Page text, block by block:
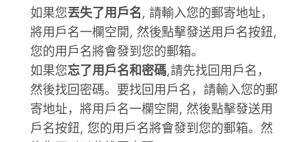
前往TICA.ORG
REPORTED ISSUES
CAT SHOW APP FAQ'S
如果您丟失了用戶名, 請輸入您的郵寄地址，
將用戶名一欄空開, 然後點擊發送用戶名按鈕,
您的用戶名將會發到您的郵箱。
如果您忘了用戶名和密碼,請先找回用戶名，
然後找回密碼。要找回用戶名，請輸入您的郵
寄地址，將用戶名一欄空開, 然後點擊發送用
戶名按鈕, 您的用戶名將會發到您的郵箱。然